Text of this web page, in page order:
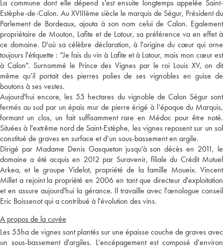
La commune dont elle dépend s'est ensuite longtemps appelée Saint-
Estèphe-de-Calon. Au XVIIIème siècle le marquis de Ségur, Président du
Parlement de Bordeaux, ajouta à son nom celui de Calon. Egalement
propriétaire de Mouton, Lafite et de Latour, sa préférence va en effet à
ce domaine. D'où sa célèbre déclaration, à l'origine du cœur qui orne
toujours l'étiquette : "Je fais du vin à Lafite et à Latour, mais mon cœur est
à Calon". Surnommé le Prince des Vignes par le roi Louis XV, on dit
même qu’il portait des pierres polies de ses vignobles en guise de
boutons à ses vestes.
Aujourd'hui encore, les 55 hectares du vignoble de Calon Ségur sont
fermés au sud par un épais mur de pierre érigé à l’époque du Marquis,
formant un clos, un fait suffisamment rare en Médoc pour être noté.
Situées à l'extrême nord de Saint-Estèphe, les vignes reposent sur un sol
constitué de graves en surface et d’un sous-bassement en argile.
Dirigé par Madame Denis Gasqueton jusqu'à son décès en 2011, le
domaine a été acquis en 2012 par Suravenir, filiale du Crédit Mutuel
Arkea, et le groupe Videlot, propriété de la famille Moueix. Vincent
Millet a rejoint la propriété en 2006 en tant que directeur d'exploitation
et en assure aujourd'hui la gérance. Il travaille avec l'œnologue conseil
Eric Boissenot qui a contribué à l'évolution des vins.
A propos de la cuvée
Les 55ha de vignes sont plantés sur une épaisse couche de graves avec
un sous-bassement d'argiles. L’encépagement est composé d’environ